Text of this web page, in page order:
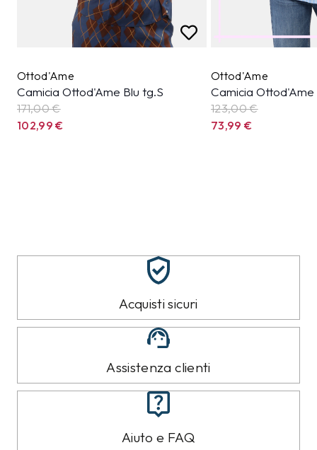
Ottod'Ame
Camicia Ottod'Ame Blu tg.S
171,00 €
102,99€
Ottod'Ame
Camicia
123,00 €
73,99€
Acquisti sicuri
Assistenza clienti
Aiuto e FAQ